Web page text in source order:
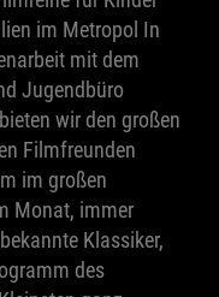
im Metropol In
mit dem
Jugendbüro
wir den großen
Filmfreunden
im großen
Monat, immer
Klassiker,
des